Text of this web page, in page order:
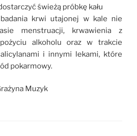
świeżą próbkę kału
krwi utajonej w kale nie
menstruacji, krwawienia z
alkoholu oraz w trakcie
i innymi lekami, które
pokarmowy.
Muzyk